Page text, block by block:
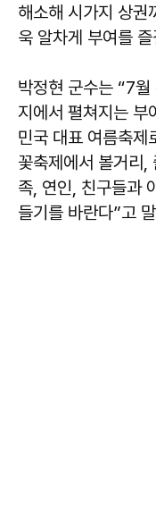
해소해 시가지 상권
욱 알차게 부여를
박정현 군수는 “7
지에서 펼쳐지는 부
민국 대표 여름축제
꽃축제에서 볼거리,
족, 연인, 친구들과
들기를 바란다”고